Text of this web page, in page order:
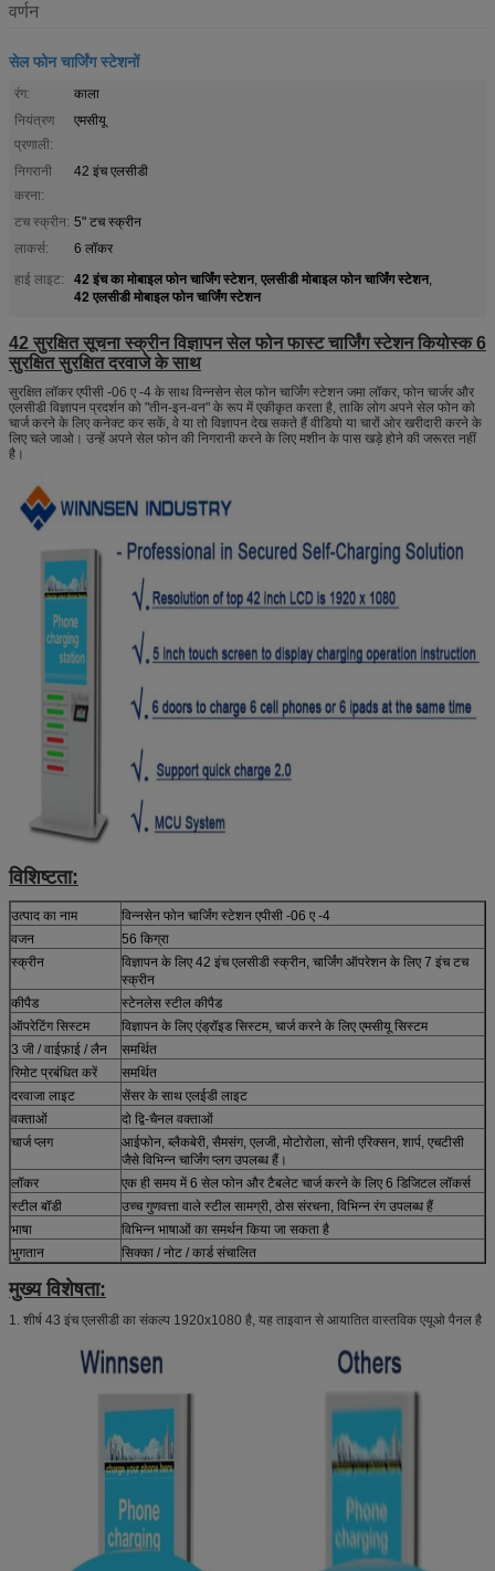
वर्णन
सेल फोन चार्जिंग स्टेशनों
रंग:
काला
नियंत्रण
प्रणाली:
एमसीयू
निगरानी
करना:
42 इंच एलसीडी
टच स्क्रीन: 5" टच स्क्रीन
लाकर्स:
6 लॉकर
हाई लाइट:
42 इंच का मोबाइल फोन चार्जिंग स्टेशन, एलसीडी मोबाइल फोन चार्जिंग स्टेशन,
42 एलसीडी मोबाइल फोन चार्जिंग स्टेशन
42 सुरक्षित सूचना स्क्रीन विज्ञापन सेल फोन फास्ट चार्जिंग स्टेशन कियोस्क 6
सुरक्षित सुरक्षित दरवाजे के साथ
सुरक्षित लॉकर एपीसी -06 ए -4 के साथ विन्नसेन सेल फोन चार्जिंग स्टेशन जमा लॉकर, फोन चार्जर और
एलसीडी विज्ञापन प्रदर्शन को "तीन-इन-वन" के रूप में एकीकृत करता है, ताकि लोग अपने सेल फोन को
चार्ज करने के लिए कनेक्ट कर सकें, वे या तो विज्ञापन देख सकते हैं वीडियो या चारों ओर खरीदारी करने के
लिए चले जाओ। उन्हें अपने सेल फोन की निगरानी करने के लिए मशीन के पास खड़े होने की जरूरत नहीं
है।
विशिष्टता:
उत्पाद का नाम
विन्नसेन फोन चार्जिंग स्टेशन एपीसी -06 ए -4
वजन
56 किग्रा
स्क्रीन
विज्ञापन के लिए 42 इंच एलसीडी स्क्रीन, चार्जिंग ऑपरेशन के लिए 7 इंच टच
स्क्रीन
कीपैड
स्टेनलेस स्टील कीपैड
ऑपरेटिंग सिस्टम
विज्ञापन के लिए एंड्रॉइड सिस्टम, चार्ज करने के लिए एमसीयू सिस्टम
3 जी / वाईफ़ाई / लैन
समर्थित
रिमोट प्रबंधित करें
समर्थित
दरवाजा लाइट
सेंसर के साथ एलईडी लाइट
वक्ताओं
दो द्वि-चैनल वक्ताओं
चार्ज प्लग
आईफोन, ब्लैकबेरी, सैमसंग, एलजी, मोटोरोला, सोनी एरिक्सन, शार्प, एचटीसी
जैसे विभिन्न चार्जिंग प्लग उपलब्ध हैं।
लॉकर
एक ही समय में 6 सेल फोन और टैबलेट चार्ज करने के लिए 6 डिजिटल लॉकर्स
स्टील बॉडी
उच्च गुणवत्ता वाले स्टील सामग्री, ठोस संरचना, विभिन्न रंग उपलब्ध हैं
भाषा
विभिन्न भाषाओं का समर्थन किया जा सकता है
भुगतान
सिक्का / नोट / कार्ड संचालित
मुख्य विशेषता:
1. शीर्ष 43 इंच एलसीडी का संकल्प 1920x1080 है, यह ताइवान से आयातित वास्तविक एयूओ पैनल है